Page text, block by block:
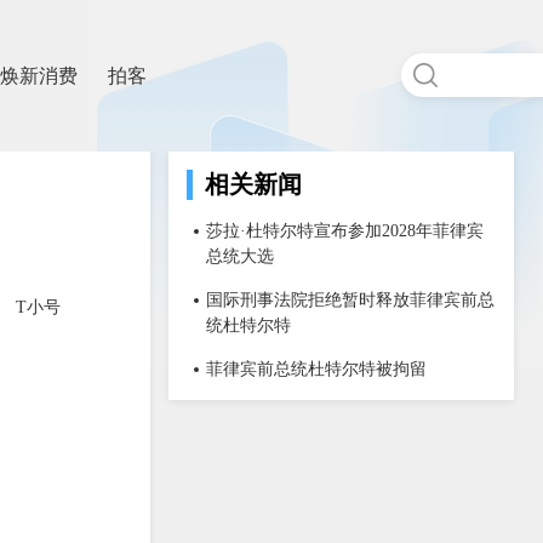
焕新消费 拍客
T小号
相关新闻
莎拉·杜特尔特宣布参加2028年菲律宾
总统大选
国际刑事法院拒绝暂时释放菲律宾前总
统杜特尔特
菲律宾前总统杜特尔特被拘留